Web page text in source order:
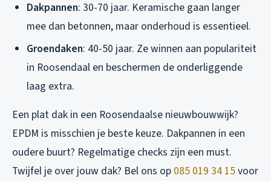
Dakpannen: 30-70 jaar. Keramische gaan langer
mee dan betonnen, maar onderhoud is essentieel.
Groendaken: 40-50 jaar. Ze winnen aan populariteit
in Roosendaal en beschermen de onderliggende
laag extra.
Een plat dak in een Roosendaalse nieuwbouwwijk?
EPDM is misschien je beste keuze. Dakpannen in een
oudere buurt? Regelmatige checks zijn een must.
Twijfel je over jouw dak? Bel ons op 085 019 34 15voor